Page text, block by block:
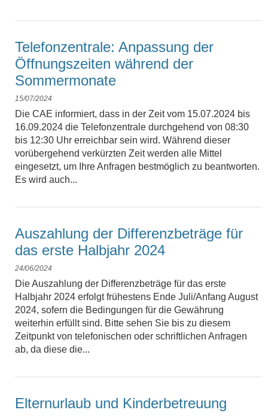
Telefonzentrale: Anpassung der
Öffnungszeiten während der
Sommermonate
15/07/2024
Die CAE informiert, dass in der Zeit vom 15.07.2024 bis
16.09.2024 die Telefonzentrale durchgehend von 08:30
bis 12:30 Uhr erreichbar sein wird. Während dieser
vorübergehend verkürzten Zeit werden alle Mittel
eingesetzt, um Ihre Anfragen bestmöglich zu beantworten.
Es wird auch...
Auszahlung der Differenzbeträge für
das erste Halbjahr 2024
24/06/2024
Die Auszahlung der Differenzbeträge für das erste
Halbjahr 2024 erfolgt frühestens Ende Juli/Anfang August
2024, sofern die Bedingungen für die Gewährung
weiterhin erfüllt sind. Bitte sehen Sie bis zu diesem
Zeitpunkt von telefonischen oder schriftlichen Anfragen
ab, da diese die...
Elternurlaub und Kinderbetreuung